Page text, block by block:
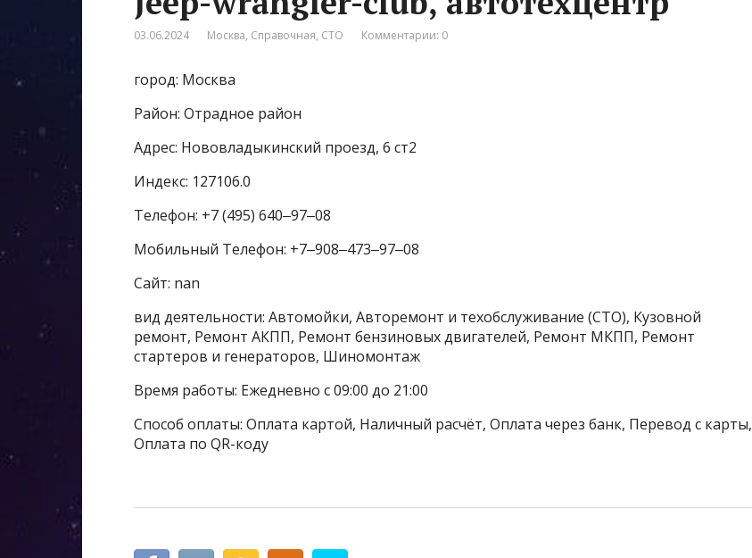
03.06.2024 Москва, Справочная, СТО Комментарии: 0
город: Москва
Район: Отрадное район
Адрес: Нововладыкинский проезд, 6 ст2
Индекс: 127106.0
Телефон: +7 (495) 640‒97‒08
Мобильный Телефон: +7‒908‒473‒97‒08
Сайт: nan
вид деятельности: Автомойки, Авторемонт и техобслуживание (СТО), Кузовной
ремонт, Ремонт АКПП, Ремонт бензиновых двигателей, Ремонт МКПП, Ремонт
стартеров и генераторов, Шиномонтаж
Время работы: Ежедневно с 09:00 до 21:00
Способ оплаты: Оплата картой, Наличный расчёт, Оплата через банк, Перевод с карты,
Оплата по QR-коду